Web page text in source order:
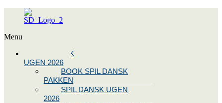
Menu
SPIL DANSK
UGEN 2026
BOOK SPIL DANSK
PAKKEN
SPIL DANSK UGEN
2026